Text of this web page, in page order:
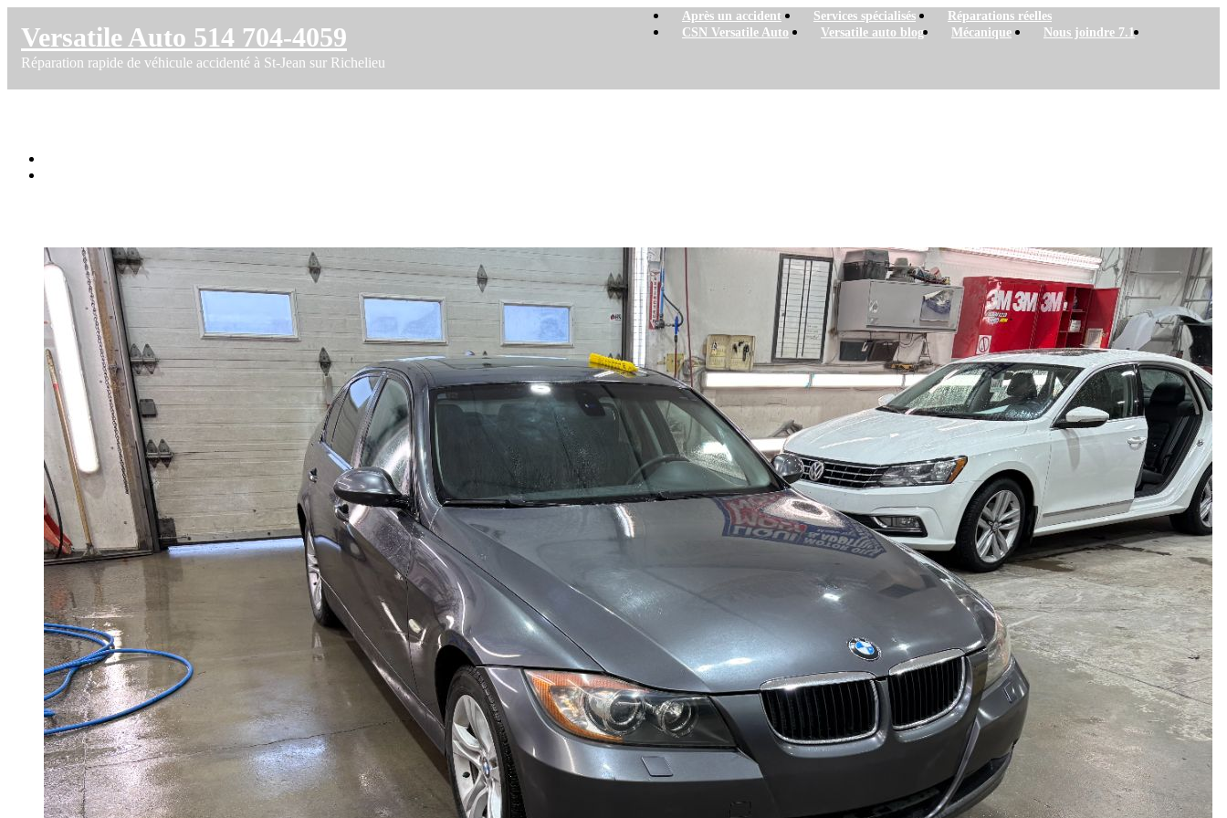
Versatile Auto 514 704-4059
Réparation rapide de véhicule accidenté à St-Jean sur Richelieu
Après un accident Services spécialisés
Réparations réelles
CSN Versatile Auto
Versatile auto blog Mécanique Nous joindre 7.1